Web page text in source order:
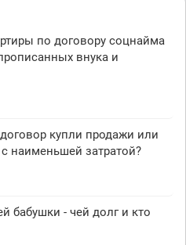
по договору соцнайма
внука и
купли продажи или
наименьшей затратой?
бабушки - чей долг и кто